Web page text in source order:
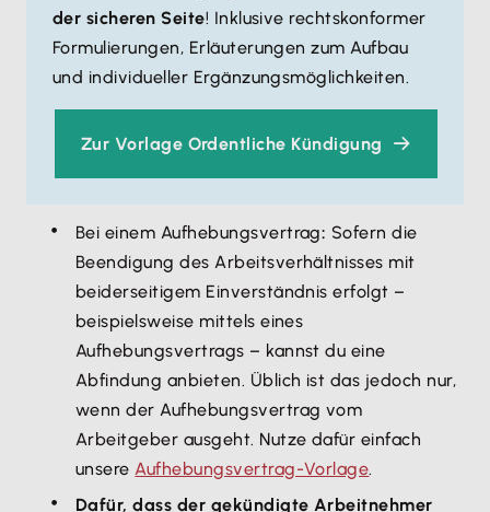
der sicheren Seite! Inklusive rechtskonformer
Formulierungen, Erläuterungen zum Aufbau
und individueller Ergänzungsmöglichkeiten.
Zur Vorlage Ordentliche Kündigung
Bei einem Aufhebungsvertrag: Sofern die
Beendigung des Arbeitsverhältnisses mit
beiderseitigem Einverständnis erfolgt –
beispielsweise mittels eines
Aufhebungsvertrags – kannst du eine
Abfindung anbieten. Üblich ist das jedoch nur,
wenn der Aufhebungsvertrag vom
Arbeitgeber ausgeht. Nutze dafür einfach
unsereAufhebungsvertrag-Vorlage.
Dafür, dass der gekündigte Arbeitnehmer